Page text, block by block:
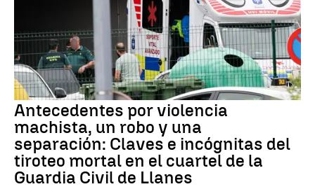
Antecedentes por violencia
machista, un robo y una
separación: Claves e incógnitas del
tiroteo mortal en el cuartel de la
Guardia Civil de Llanes